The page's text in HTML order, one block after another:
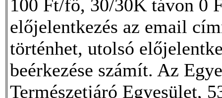
100 Ft/fő, 30/30K távon 0
előjelentkezés az email
történhet, utolsó
beérkezése számít. Az
Természetjáró Egyesület,